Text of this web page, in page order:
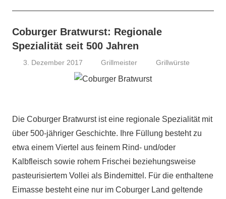
Coburger Bratwurst: Regionale
Spezialität seit 500 Jahren
3. Dezember 2017 Grillmeister Grillwürste
Die Coburger Bratwurst ist eine regionale Spezialität mit
über 500-jähriger Geschichte. Ihre Füllung besteht zu
etwa einem Viertel aus feinem Rind- und/oder
Kalbfleisch sowie rohem Frischei beziehungsweise
pasteurisiertem Vollei als Bindemittel. Für die enthaltene
Eimasse besteht eine nur im Coburger Land geltende